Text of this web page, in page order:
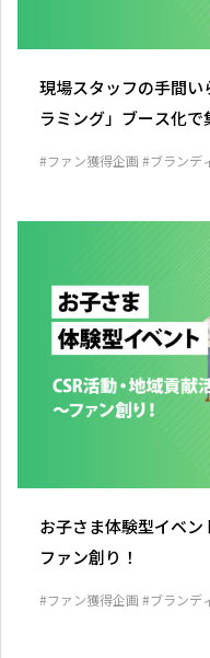
現場スタッフの手間
ラミング」ブース化で
#ファン獲得企画 #ブランデ
お子さま体験型イベ
ファン創り！
#ファン獲得企画 #ブランデ